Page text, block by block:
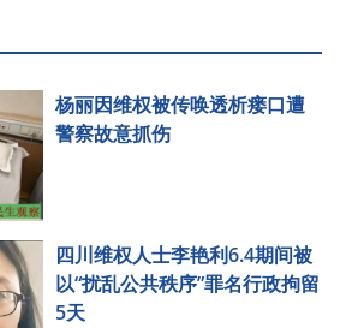
杨丽因维权被传唤透析瘘口遭
警察故意抓伤
四川维权人士李艳利6.4期间被
以“扰乱公共秩序”罪名行政拘留
5天